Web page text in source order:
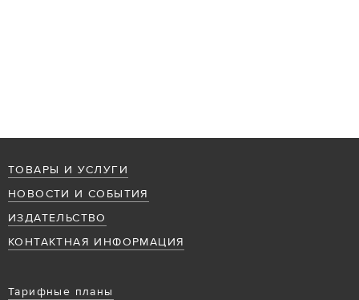
ТОВАРЫ И УСЛУГИ
НОВОСТИ И СОБЫТИЯ
ИЗДАТЕЛЬСТВО
КОНТАКТНАЯ ИНФОРМАЦИЯ
Тарифные планы